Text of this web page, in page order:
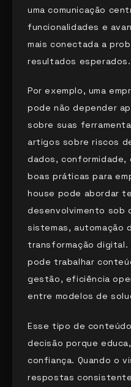
uma comunicação
funcionalidades e
mais conectada a
resultados esperados.
Por exemplo, uma
pode não depender
sobre suas
artigos sobre riscos
dados,
boas práticas para
house pode abordar
desenvolvimento sob
sistemas, automação
transformação digital.
pode trabalhar
gestão, eficiência
entre modelos de
Esse tipo de
decisão porque
confiança. Quando o
respostas